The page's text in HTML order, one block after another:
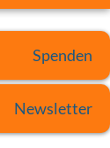
Spenden
Newsletter